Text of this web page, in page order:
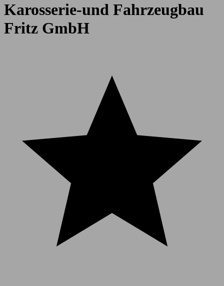
Karosserie-und Fahrzeugbau
Fritz GmbH